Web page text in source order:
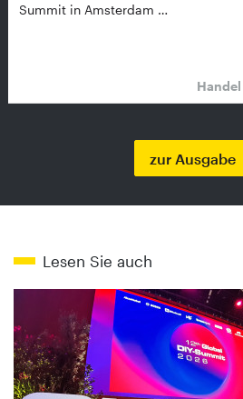
Summit in Amsterdam …
Handel
zur Ausgabe
Lesen Sie auch